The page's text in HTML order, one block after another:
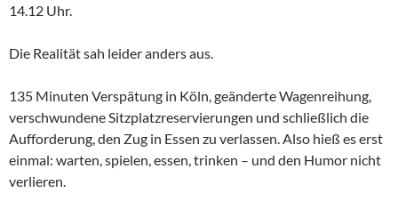
14.12 Uhr.
Die Realität sah leider anders aus.
135 Minuten Verspätung in Köln, geänderte Wagenreihung,
verschwundene Sitzplatzreservierungen und schließlich die
Aufforderung, den Zug in Essen zu verlassen. Also hieß es erst
einmal: warten, spielen, essen, trinken – und den Humor nicht
verlieren.